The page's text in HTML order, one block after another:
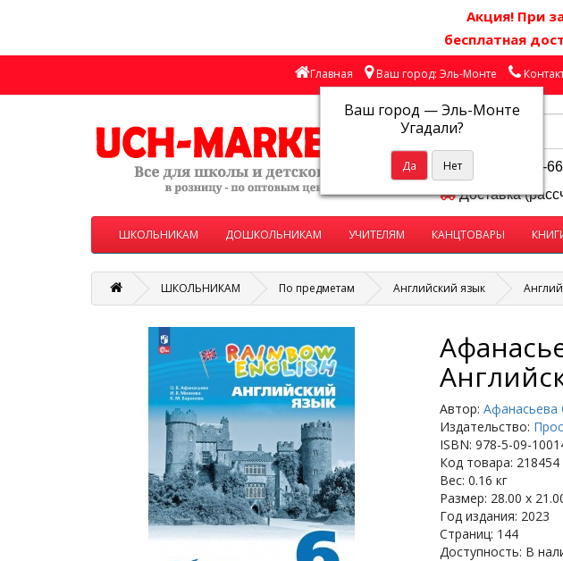
Акция! При
бесплатная
Главная Ваш город: Эль-Монте
Ваш город —Эль-Монте
Угадали?
8-800-250-58-
Доставка
ШКОЛЬНИКАМ ДОШКОЛЬНИКАМ УЧИТЕЛЯМ КАНЦТОВАРЫ
ШКОЛЬНИКАМ По предметам Английский язык
Автор: Афанасьева
Издательство:
ISBN: 978-5-09-
Код товара: 218454
Вес: 0.16 кг
Размер: 28.00 x
Год издания: 2023
Страниц: 144
Доступность: В